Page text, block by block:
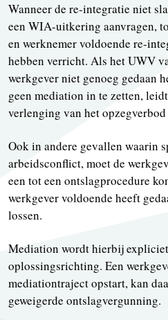
Wanneer de re-integratie niet
een WIA-uitkering aanvragen,
en werknemer voldoende re-
hebben verricht. Als het UWV
werkgever niet genoeg gedaan
geen mediation in te zetten,
verlenging van het
Ook in andere gevallen waarin
arbeidsconflict, moet de
een tot een ontslagprocedure
werkgever voldoende heeft
lossen.
Mediation wordt hierbij
oplossingsrichting. Een
mediationtraject opstart, kan
geweigerde ontslagvergunning.